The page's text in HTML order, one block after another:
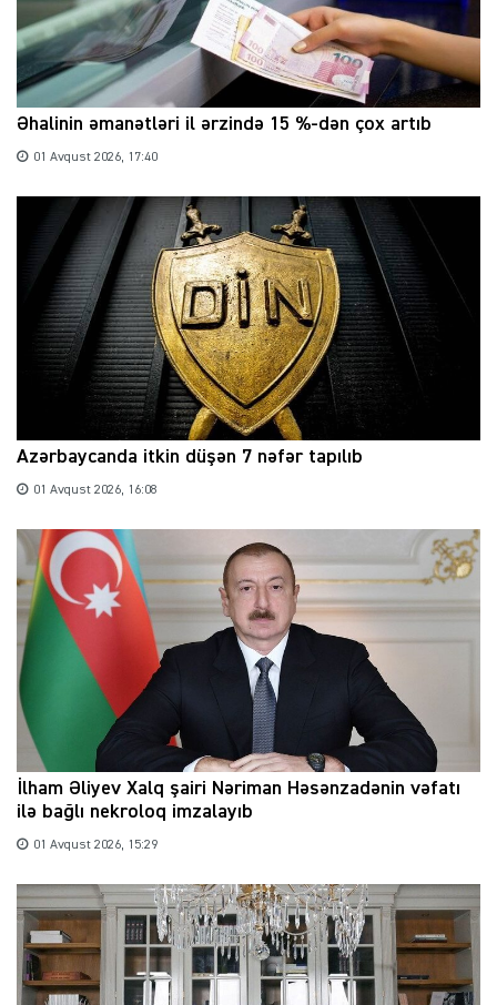
Əhalinin əmanətləri il ərzində 15 %-dən çox artıb
01 Avqust 2026, 17:40
Azərbaycanda itkin düşən 7 nəfər tapılıb
01 Avqust 2026, 16:08
İlham Əliyev Xalq şairi Nəriman Həsənzadənin vəfatı
ilə bağlı nekroloq imzalayıb
01 Avqust 2026, 15:29